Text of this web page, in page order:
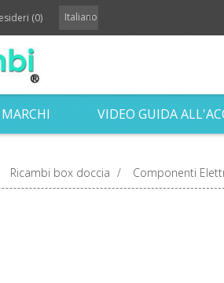
(0) Italiano
MARCHI VIDEO GUIDA
Ricambi box doccia / Componenti